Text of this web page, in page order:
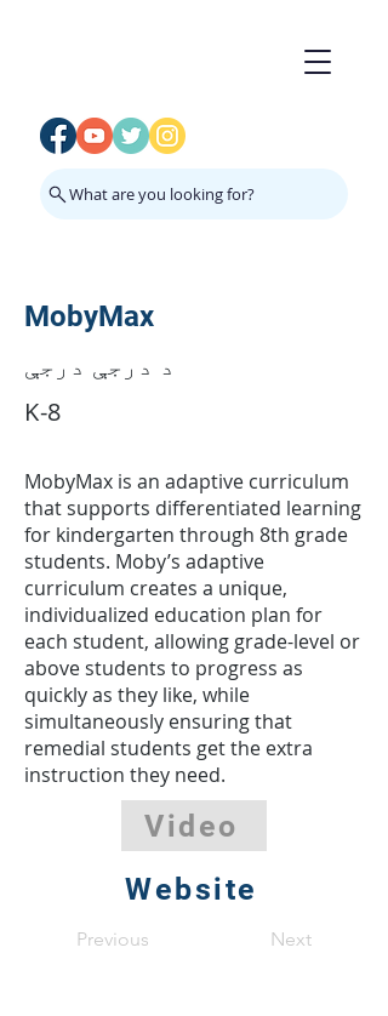
What are you looking for?
MobyMax
د درجې درجې
K-8
MobyMax is an adaptive curriculum
that supports differentiated learning
for kindergarten through 8th grade
students. Moby’s adaptive
curriculum creates a unique,
individualized education plan for
each student, allowing grade-level or
above students to progress as
quickly as they like, while
simultaneously ensuring that
remedial students get the extra
instruction they need.
Video
Website
Previous Next